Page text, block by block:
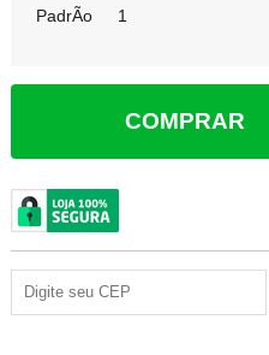
PadrÃo
1
COMPRAR